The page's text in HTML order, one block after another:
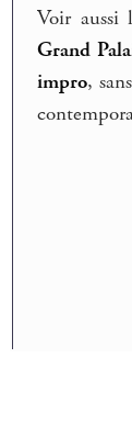
Voir
Grand
impro,